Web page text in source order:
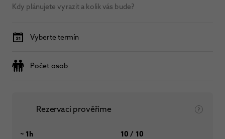
Kdy plánujete vyrazit a kolik vás bude?
Vyberte termín
Počet osob
Rezervaci prověříme
~ 1h
10 / 10